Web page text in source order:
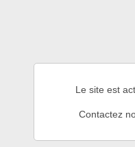
Le site est
Contactez